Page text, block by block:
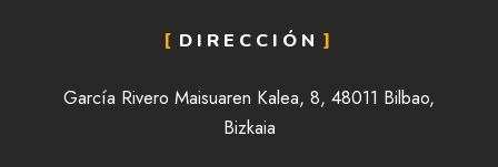
DIRECCIÓN
García Rivero Maisuaren Kalea, 8, 48011 Bilbao,
Bizkaia